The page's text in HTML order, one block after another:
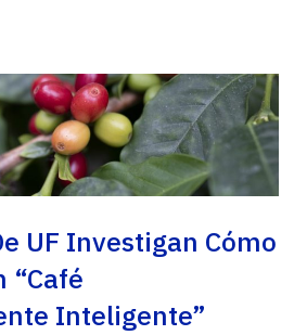
UF Investigan Cómo
“café
Inteligente”